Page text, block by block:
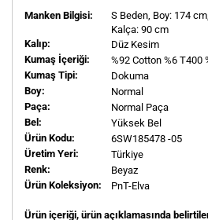
Manken Bilgisi: S Beden, Boy: 174
Kalça: 90 cm
Kalıp:
Düz Kesim
Kumaş İçeriği:
%92 Cotton %6 T400
Kumaş Tipi:
Dokuma
Boy:
Normal
Paça:
Normal Paça
Bel:
Yüksek Bel
Ürün Kodu:
6SW185478 -05
Üretim Yeri:
Türkiye
Renk:
Beyaz
Ürün Koleksiyon:
PnT-Elva
Ürün içeriği, ürün açıklamasında